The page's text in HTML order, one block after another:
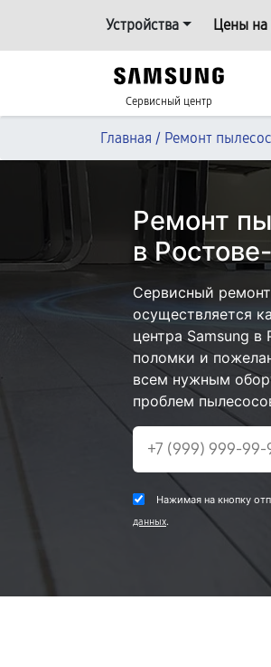
Устройства Цены на
Сервисный центр
Главная / Ремонт
Ремонт
в
Сервисный
осуществляется
центра Samsung
поломки и
всем нужным
проблем
Нажимая на кнопку
данных.